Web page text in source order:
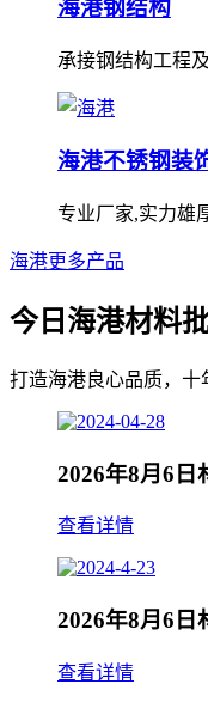
海港钢结构
承接钢结构工程
海港不锈钢装
专业厂家,实力雄
海港更多产品
今日海港材料
打造海港良心品质，十
2026年8月6日
查看详情
2026年8月6日
查看详情